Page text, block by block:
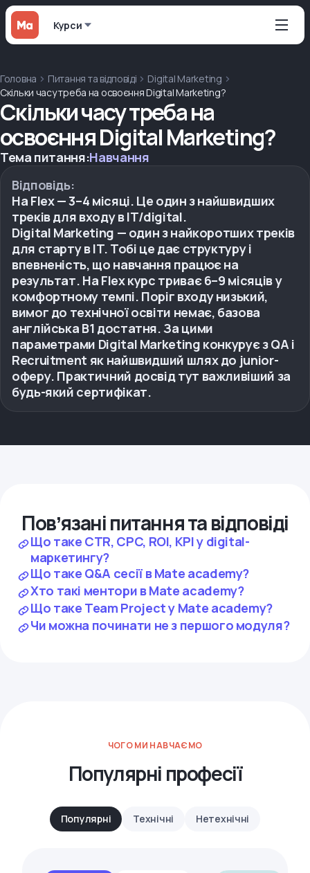
Курси
Головна Питання та відповіді
Digital Marketing
Скільки часу треба на освоєння Digital Marketing?
Скільки часу треба на
освоєння Digital Marketing?
Тема питання:Навчання
Відповідь:
На Flex — 3–4 місяці. Це один з найшвидших
треків для входу в IT/digital.
Digital Marketing — один з найкоротших треків
для старту в IT. Тобі це дає структуру і
впевненість, що навчання працює на
результат. На Flex курс триває 6–9 місяців у
комфортному темпі. Поріг входу низький,
вимог до технічної освіти немає, базова
англійська B1 достатня. За цими
параметрами Digital Marketing конкурує з QA і
Recruitment як найшвидший шлях до junior-
оферу. Практичний досвід тут важливіший за
будь-який сертифікат.
Повʼязані питання та відповіді
Що таке CTR, CPC, ROI, KPI у digital-
маркетингу?
Що таке Q&A сесії в Mate academy?
Хто такі ментори в Mate academy?
Що таке Team Project у Mate academy?
Чи можна починати не з першого модуля?
ЧОГО МИ НАВЧАЄМО
Популярні професії
Популярні Технічні Нетехнічні